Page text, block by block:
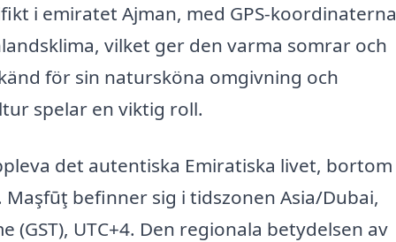
i emiratet Ajman, med GPS-koordinaterna
vilket ger den varma somrar och
för sin natursköna omgivning och
spelar en viktig roll.
det autentiska Emiratiska livet, bortom
befinner sig i tidszonen Asia/Dubai,
UTC+4. Den regionala betydelsen av